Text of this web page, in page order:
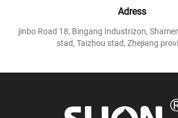
Adress
jinbo Road 18, Bingang Industrizon,
stad, Taizhou stad, Zhejiang